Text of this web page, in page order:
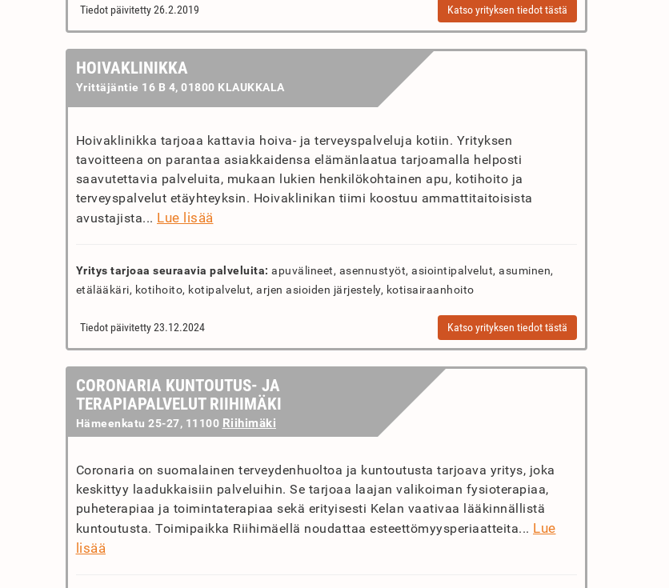
Tiedot päivitetty 26.2.2019 Katso yrityksen tiedot tästä
HOIVAKLINIKKA
Yrittäjäntie 16 B 4, 01800 KLAUKKALA
Hoivaklinikka tarjoaa kattavia hoiva- ja terveyspalveluja kotiin. Yrityksen
tavoitteena on parantaa asiakkaidensa elämänlaatua tarjoamalla helposti
saavutettavia palveluita, mukaan lukien henkilökohtainen apu, kotihoito ja
terveyspalvelut etäyhteyksin. Hoivaklinikan tiimi koostuu ammattitaitoisista
avustajista... Lue lisää
Yritys tarjoaa seuraavia palveluita: apuvälineet, asennustyöt, asiointipalvelut, asuminen,
etälääkäri, kotihoito, kotipalvelut, arjen asioiden järjestely, kotisairaanhoito
Tiedot päivitetty 23.12.2024 Katso yrityksen tiedot tästä
CORONARIA KUNTOUTUS- JA
TERAPIAPALVELUT RIIHIMÄKI
Hämeenkatu 25-27, 11100 Riihimäki
Coronaria on suomalainen terveydenhuoltoa ja kuntoutusta tarjoava yritys, joka
keskittyy laadukkaisiin palveluihin. Se tarjoaa laajan valikoiman fysioterapiaa,
puheterapiaa ja toimintaterapiaa sekä erityisesti Kelan vaativaa lääkinnällistä
kuntoutusta. Toimipaikka Riihimäellä noudattaa esteettömyysperiaatteita... Lue
lisää